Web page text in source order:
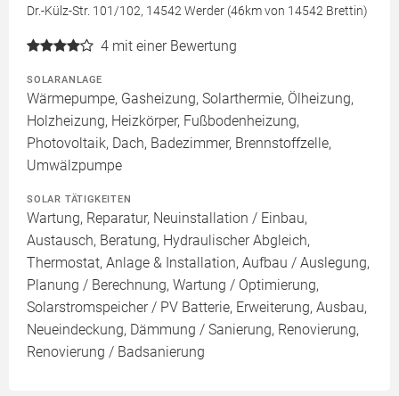
Dr.-Külz-Str. 101/102, 14542 Werder (46km von 14542 Brettin)
4 mit einer Bewertung
SOLARANLAGE
Wärmepumpe, Gasheizung, Solarthermie, Ölheizung,
Holzheizung, Heizkörper, Fußbodenheizung,
Photovoltaik, Dach, Badezimmer, Brennstoffzelle,
Umwälzpumpe
SOLAR TÄTIGKEITEN
Wartung, Reparatur, Neuinstallation / Einbau,
Austausch, Beratung, Hydraulischer Abgleich,
Thermostat, Anlage & Installation, Aufbau / Auslegung,
Planung / Berechnung, Wartung / Optimierung,
Solarstromspeicher / PV Batterie, Erweiterung, Ausbau,
Neueindeckung, Dämmung / Sanierung, Renovierung,
Renovierung / Badsanierung